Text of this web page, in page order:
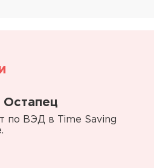
Остапец
по ВЭД в Time Saving